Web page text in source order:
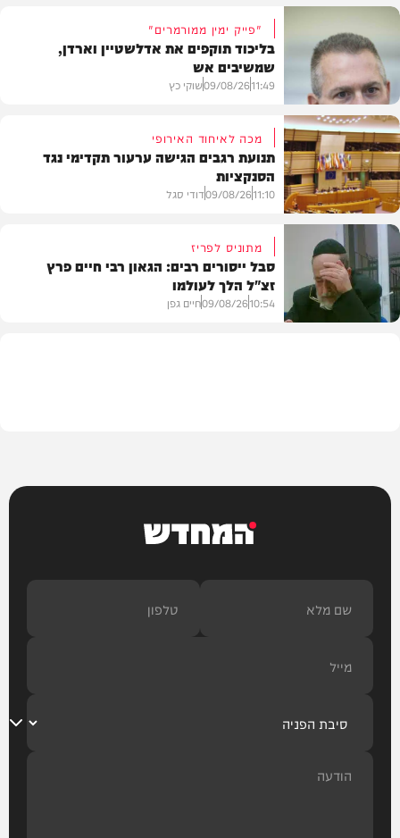
חדשות
"פייק ימין ממורמרים"
בליכוד תוקפים את אדלשטיין וארדן,
שמשיבים אש
11:49
09/08/26שוקי כץ
חדשות
מכה לאיחוד האירופי
תנועת רגבים הגישה ערעור תקדימי נגד
הסנקציות
11:10
09/08/26דודי סגל
מתוניס לפריז
סבל ייסורים רבים: הגאון רבי חיים פרץ
זצ"ל הלך לעולמו
10:54
09/08/26חיים גפן
המחדש